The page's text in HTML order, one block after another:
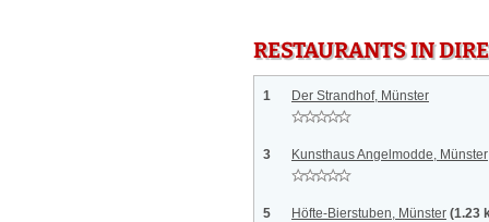
RESTAURANTS IN
1 Der Strandhof, Münster
3 Kunsthaus Angelmodde, Münster
5 Höfte-Bierstuben, Münster (1.23